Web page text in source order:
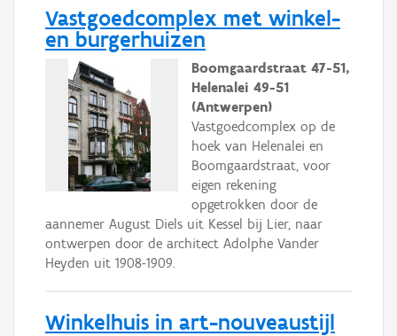
Vastgoedcomplex met winkel-
en burgerhuizen
Boomgaardstraat 47-51,
Helenalei 49-51
(Antwerpen)
Vastgoedcomplex op de
hoek van Helenalei en
Boomgaardstraat, voor
eigen rekening
opgetrokken door de
aannemer August Diels uit Kessel bij Lier, naar
ontwerpen door de architect Adolphe Vander
Heyden uit 1908-1909.
Winkelhuis in art-nouveaustijl